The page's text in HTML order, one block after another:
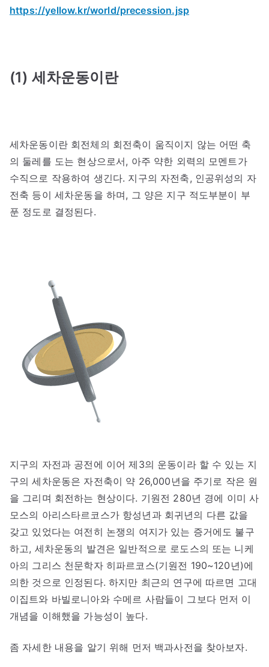
https://yellow.kr/world/precession.jsp
(1) 세차운동이란
세차운동이란 회전체의 회전축이 움직이지 않는 어떤 축
의 둘레를 도는 현상으로서, 아주 약한 외력의 모멘트가
수직으로 작용하여 생긴다. 지구의 자전축, 인공위성의 자
전축 등이 세차운동을 하며, 그 양은 지구 적도부분이 부
푼 정도로 결정된다.
지구의 자전과 공전에 이어 제3의 운동이라 할 수 있는 지
구의 세차운동은 자전축이 약 26,000년을 주기로 작은 원
을 그리며 회전하는 현상이다. 기원전 280년 경에 이미 사
모스의 아리스타르코스가 항성년과 회귀년의 다른 값을
갖고 있었다는 여전히 논쟁의 여지가 있는 증거에도 불구
하고, 세차운동의 발견은 일반적으로 로도스의 또는 니케
아의 그리스 천문학자 히파르코스(기원전 190~120년)에
의한 것으로 인정된다. 하지만 최근의 연구에 따르면 고대
이집트와 바빌로니아와 수메르 사람들이 그보다 먼저 이
개념을 이해했을 가능성이 높다.
좀 자세한 내용을 알기 위해 먼저 백과사전을 찾아보자.